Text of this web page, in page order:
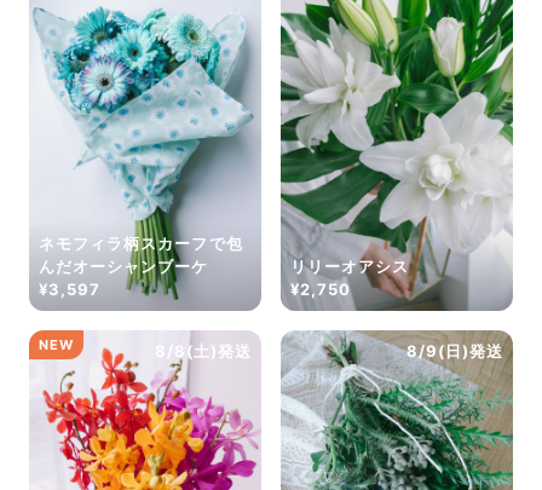
指定はできません。受け取り時間帯は、発送後にクロネコヤ
マトのアプリから変更可能です。
Q. 注文後にキャンセルできますか？
ご注文後一定時間内であればキャンセル可能です。
ネモフィラ柄スカーフで包
んだオーシャンブーケ
¥3,597
リリーオアシス
¥2,750
8/8(土)発送
NEW 8/9(日)発送